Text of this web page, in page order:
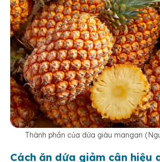
Thành phần của dứa giàu mangan
Cách ăn dứa giảm cân hiệu